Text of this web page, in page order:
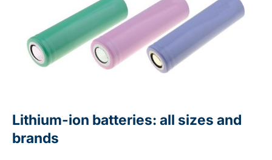
Lithium-ion batteries: all sizes and
brands